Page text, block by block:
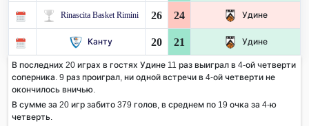
Rinascita Basket Rimini 26 24 Удине
Канту 20 21 Удине
В последних 20 играх в гостях Удине 11 раз выиграл в 4-ой четверти
соперника. 9 раз проиграл, ни одной встречи в 4-ой четверти не
окончилось вничью.
В сумме за 20 игр забито 379 голов, в среднем по 19 очка за 4-ю
четверть.